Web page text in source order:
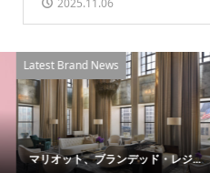
Latest Brand News
マリオット、ブランデッド・レジ...